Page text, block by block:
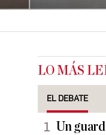
LO MÁS
EL DEBATE
Un